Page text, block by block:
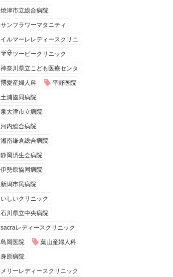
焼津市立総合病院
サンフラワーマタニティ
イルマーレレディースクリニ
ック
ママツービークリニック
神奈川県立こども医療センタ
ー
博愛産婦人科 平野医院
土浦協同病院
泉大津市立病院
河内総合病院
湘南鎌倉総合病院
静岡済生会病院
伊勢原協同病院
新潟市民病院
いしいクリニック
石川県立中央病院
sacraレディースクリニック
島岡医院 葉山産婦人科
身原病院
メリーレディースクリニック